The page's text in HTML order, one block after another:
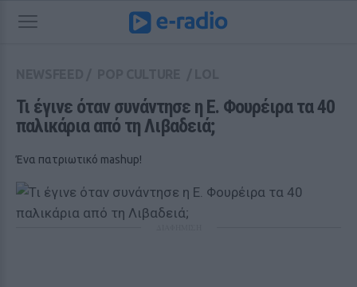
Τι έγινε όταν συνάντησε η Ε. Φουρέιρα τα 40
παλικάρια από τη Λιβαδειά;
Ένα πατριωτικό mashup!